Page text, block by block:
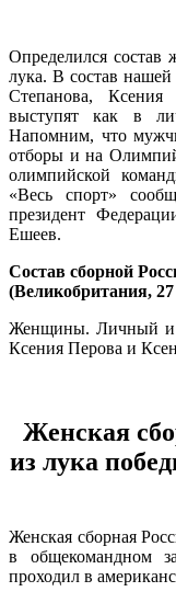
Определился состав
лука. В состав
Степанова,
выступят как в
Напомним, что
отборы и на
олимпийской
«Весь спорт»
президент
Ешеев.
Состав сборной
(Великобритания,
Женщины. Личный и
Ксения Перова и
Женская
из лука
Женская сборная
в общекомандном
проходил в